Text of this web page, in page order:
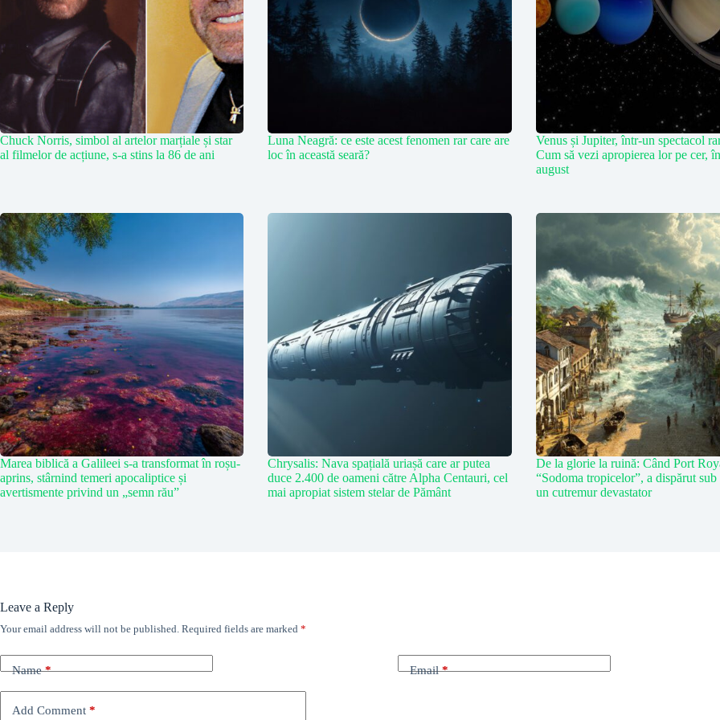
Chuck Norris, simbol al artelor marțiale și star
al filmelor de acțiune, s-a stins la 86 de ani
Luna Neagră: ce este acest fenomen rar care are
loc în această seară?
Venus și Jupiter, într-un spectacol
Cum să vezi apropierea lor pe cer,
august
Marea biblică a Galileei s-a transformat în roșu-
aprins, stârnind temeri apocaliptice și
avertismente privind un „semn rău”
Chrysalis: Nava spațială uriașă care ar putea
duce 2.400 de oameni către Alpha Centauri, cel
mai apropiat sistem stelar de Pământ
De la glorie la ruină: Când Port
“Sodoma tropicelor”, a dispărut sub
un cutremur devastator
Leave a Reply
Your email address will not be published. Required fields are marked *
Name* Email*
Add Comment *